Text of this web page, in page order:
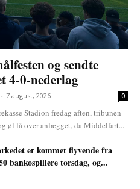
og sendte
4-0-nederlag
- 7 august, 2026 0
Stadion fredag aften, tribunen
øl lå over anlægget, da Middelfart...
er kommet flyvende fra
bankospillere torsdag, og...